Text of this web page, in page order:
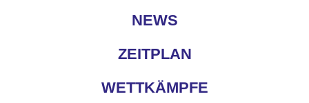
NEWS
ZEITPLAN
WETTKÄMPFE